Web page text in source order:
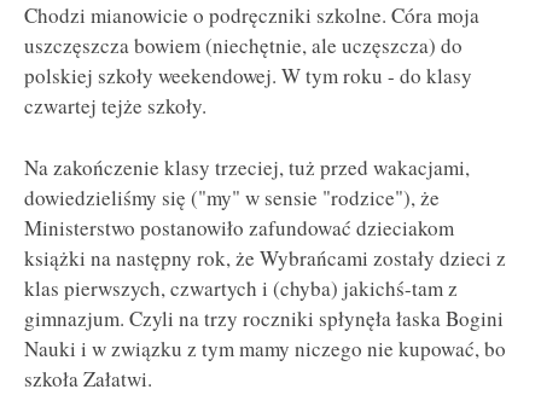
Chodzi mianowicie o podręczniki szkolne. Córa moja
uszczęszcza bowiem (niechętnie, ale uczęszcza) do
polskiej szkoły weekendowej. W tym roku - do klasy
czwartej tejże szkoły.
Na zakończenie klasy trzeciej, tuż przed wakacjami,
dowiedzieliśmy się ("my" w sensie "rodzice"), że
Ministerstwo postanowiło zafundować dzieciakom
książki na następny rok, że Wybrańcami zostały dzieci z
klas pierwszych, czwartych i (chyba) jakichś-tam z
gimnazjum. Czyli na trzy roczniki spłynęła łaska Bogini
Nauki i w związku z tym mamy niczego nie kupować, bo
szkoła Załatwi.